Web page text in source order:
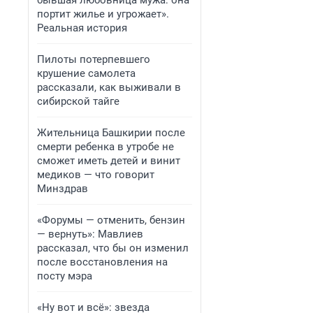
портит жилье и угрожает».
Реальная история
Пилоты потерпевшего
крушение самолета
рассказали, как выживали в
сибирской тайге
Жительница Башкирии после
смерти ребенка в утробе не
сможет иметь детей и винит
медиков — что говорит
Минздрав
«Форумы — отменить, бензин
— вернуть»: Мавлиев
рассказал, что бы он изменил
после восстановления на
посту мэра
«Ну вот и всё»: звезда